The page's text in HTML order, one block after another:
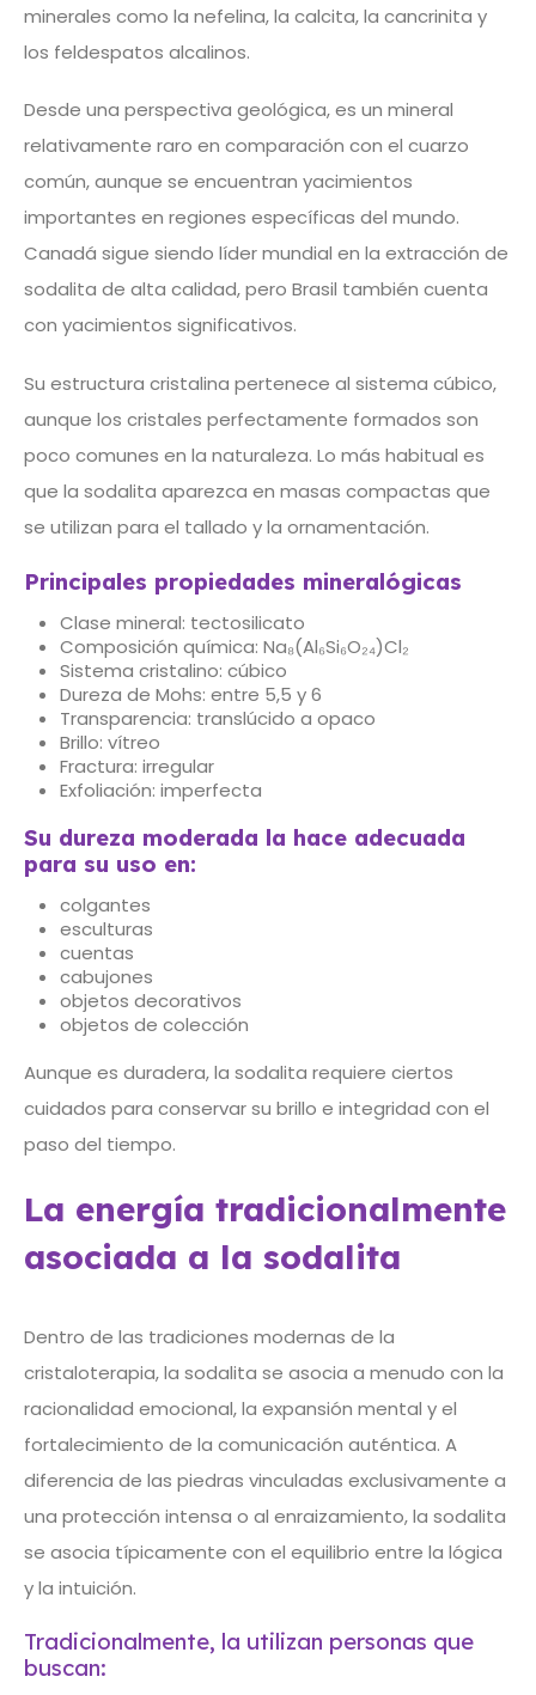
minerales como la nefelina, la calcita, la cancrinita y
los feldespatos alcalinos.
Desde una perspectiva geológica, es un mineral
relativamente raro en comparación con el cuarzo
común, aunque se encuentran yacimientos
importantes en regiones específicas del mundo.
Canadá sigue siendo líder mundial en la extracción de
sodalita de alta calidad, pero Brasil también cuenta
con yacimientos significativos.
Su estructura cristalina pertenece al sistema cúbico,
aunque los cristales perfectamente formados son
poco comunes en la naturaleza. Lo más habitual es
que la sodalita aparezca en masas compactas que
se utilizan para el tallado y la ornamentación.
Principales propiedades mineralógicas
Clase mineral: tectosilicato
Composición química: Na₈(Al₆Si₆O₂₄)Cl₂
Sistema cristalino: cúbico
Dureza de Mohs: entre 5,5 y 6
Transparencia: translúcido a opaco
Brillo: vítreo
Fractura: irregular
Exfoliación: imperfecta
Su dureza moderada la hace adecuada
para su uso en:
colgantes
esculturas
cuentas
cabujones
objetos decorativos
objetos de colección
Aunque es duradera, la sodalita requiere ciertos
cuidados para conservar su brillo e integridad con el
paso del tiempo.
La energía tradicionalmente
asociada a la sodalita
Dentro de las tradiciones modernas de la
cristaloterapia, la sodalita se asocia a menudo con la
racionalidad emocional, la expansión mental y el
fortalecimiento de la comunicación auténtica. A
diferencia de las piedras vinculadas exclusivamente a
una protección intensa o al enraizamiento, la sodalita
se asocia típicamente con el equilibrio entre la lógica
y la intuición.
Tradicionalmente, la utilizan personas que
buscan: